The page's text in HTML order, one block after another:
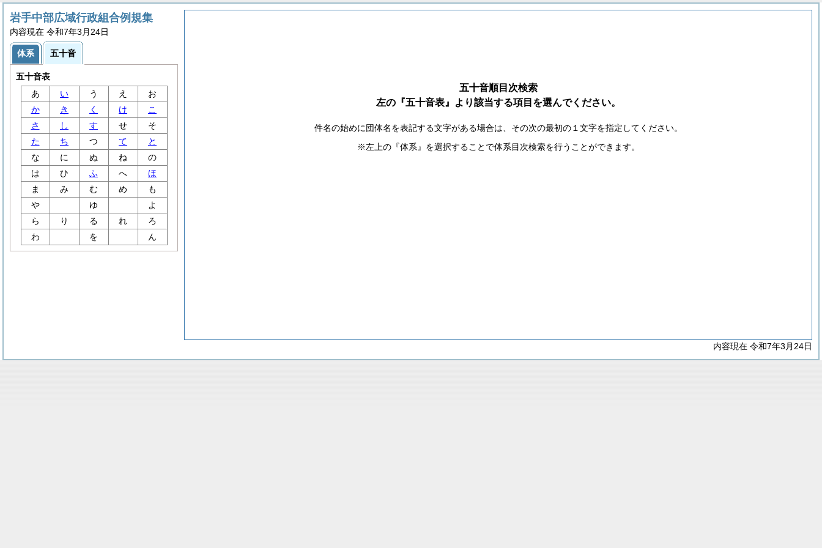
五十音順目次検索
左の『五十音表』より該当する項目を選んでください。
件名の始めに団体名を表記する文字がある場合は、その次の最初の１文字を指定してください。
※左上の『体系』を選択することで体系目次検索を行うことができます。
内容現在 令和7年3月24日
岩手中部広域行政組合例規集
内容現在 令和7年3月24日
体系 五十音
五十音表
あ
い う え
お
か
き く け
こ
さ
し す せ
そ
た
ち つ て
と
な
に ぬ ね
の
は
ひ ふ へ
ほ
ま
み む め
も
や
ゆ
よ
ら
り る れ
ろ
わ
を ん